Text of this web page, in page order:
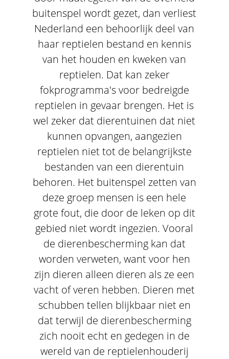
buitenspel wordt gezet, dan verliest
Nederland een behoorlijk deel van
haar reptielen bestand en kennis
van het houden en kweken van
reptielen. Dat kan zeker
fokprogramma's voor bedreigde
reptielen in gevaar brengen. Het is
wel zeker dat dierentuinen dat niet
kunnen opvangen, aangezien
reptielen niet tot de belangrijkste
bestanden van een dierentuin
behoren. Het buitenspel zetten van
deze groep mensen is een hele
grote fout, die door de leken op dit
gebied niet wordt ingezien. Vooral
de dierenbescherming kan dat
worden verweten, want voor hen
zijn dieren alleen dieren als ze een
vacht of veren hebben. Dieren met
schubben tellen blijkbaar niet en
dat terwijl de dierenbescherming
zich nooit echt en gedegen in de
wereld van de reptielenhouderij